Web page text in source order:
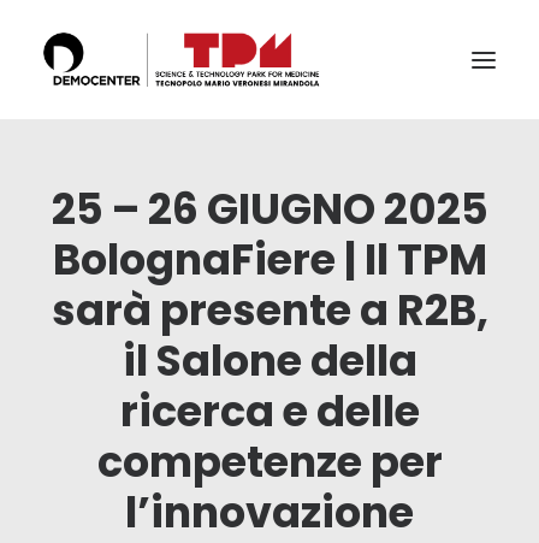
SERVIZI
LABS
CERTIFICAZIONI E ACCREDITAMENTI
PUBBLICAZIONI E CONFERENZE
NEWS & EVENTI
RICERCA
25 – 26 GIUGNO 2025
BolognaFiere | Il TPM
sarà presente a R2B,
il Salone della
ricerca e delle
competenze per
l’innovazione